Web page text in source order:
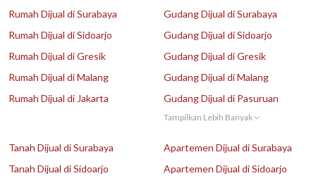
Rumah Dijual di Surabaya
Rumah Dijual di Sidoarjo
Rumah Dijual di Gresik
Rumah Dijual di Malang
Rumah Dijual di Jakarta
Gudang Dijual di Surabaya
Gudang Dijual di Sidoarjo
Gudang Dijual di Gresik
Gudang Dijual di Malang
Gudang Dijual di Pasuruan
Tampilkan Lebih Banyak
Tanah Dijual di Surabaya
Tanah Dijual di Sidoarjo
Apartemen Dijual di Surabaya
Apartemen Dijual di Sidoarjo